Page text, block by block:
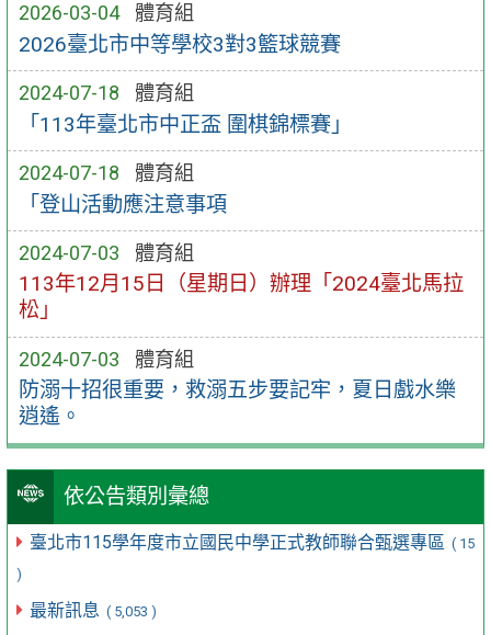
2026-03-04 體育組
2026臺北市中等學校3對3籃球競賽
2024-07-18 體育組
「113年臺北市中正盃 圍棋錦標賽」
2024-07-18 體育組
「登山活動應注意事項
2024-07-03 體育組
113年12月15日（星期日）辦理「2024臺北馬拉
松」
2024-07-03 體育組
防溺十招很重要，救溺五步要記牢，夏日戲水樂
逍遙。
依公告類別彙總
臺北市115學年度市立國民中學正式教師聯合甄選專區 ( 15
)
最新訊息 ( 5,053 )